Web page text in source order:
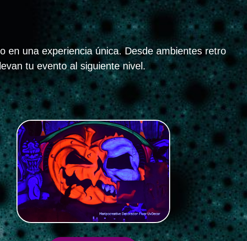
en una experiencia única. Desde ambientes retro
tu evento al siguiente nivel.